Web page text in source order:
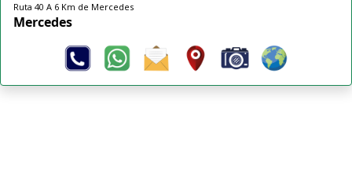
Ruta 40 A 6 Km de Mercedes
Mercedes